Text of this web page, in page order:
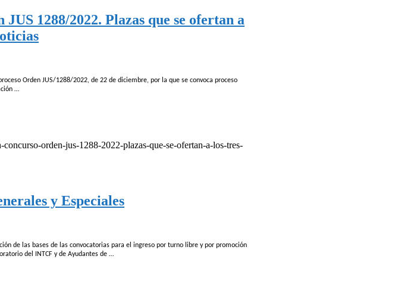
1288/2022. Plazas que se ofertan a
Orden JUS/1288/2022, de 22 de diciembre, por la que se convoca proceso
…
orden-jus-1288-2022-plazas-que-se-ofertan-a-los-tres-
y Especiales
de las bases de las convocatorias para el ingreso por turno libre y por promoción
del INTCF y de Ayudantes de …